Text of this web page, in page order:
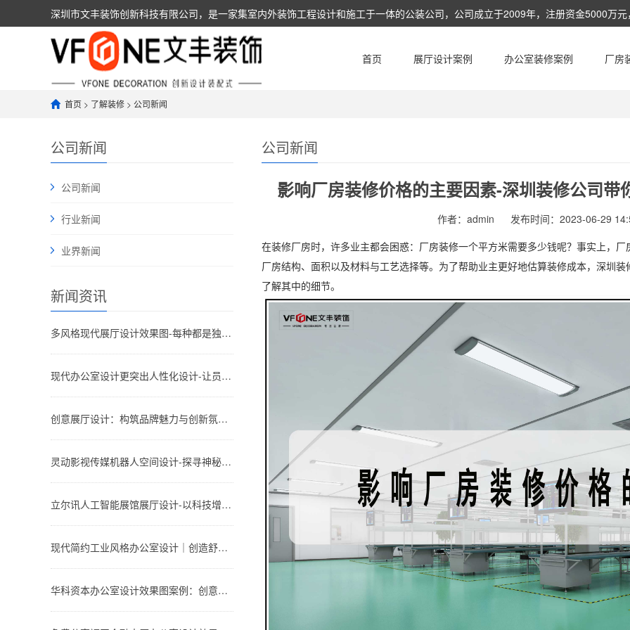
深圳市文丰装饰创新科技有限公司，是一家集室内外装饰工程设计和施工于一体的公装公司，公司成立于2009年，注册资金5000万
人，具有建筑装饰装修工程设计与施工壹级资质，可以承担相应的建设工程总承包业务及工程设计，工程施工，项目管理和相关的技
首页
展厅设计案例 办公室装修案例 厂房
首页 > 了解装修 > 公司新闻
公司新闻
公司新闻
行业新闻
业界新闻
新闻资讯
多风格现代展厅设计效果图-每种都是独特的设计风格-深圳文丰装饰
现代办公室设计更突出人性化设计-让员工体会到上班的快乐与舒适-深圳文丰装饰
创意展厅设计：构筑品牌魅力与创新氛围-深圳文丰装饰
灵动影视传媒机器人空间设计-探寻神秘的影视展厅-深圳文丰装饰
立尔讯人工智能展馆展厅设计-以科技增强品牌形象-深圳文丰装饰
现代简约工业风格办公室设计｜创造舒适、时尚和高效的工作环境-深圳文丰装饰
华科资本办公室设计效果图案例：创意与实用性的完美结合
公司新闻
影响厂房装修价格的主要因素-深圳装修公司
作者：admin
发布时间：2023-06-29
在装修厂房时，许多业主都会困惑：厂房装修一个平方米需要多少钱呢？事实上，
厂房结构、面积以及材料与工艺选择等。为了帮助业主更好地估算装修成本，深圳
了解其中的细节。